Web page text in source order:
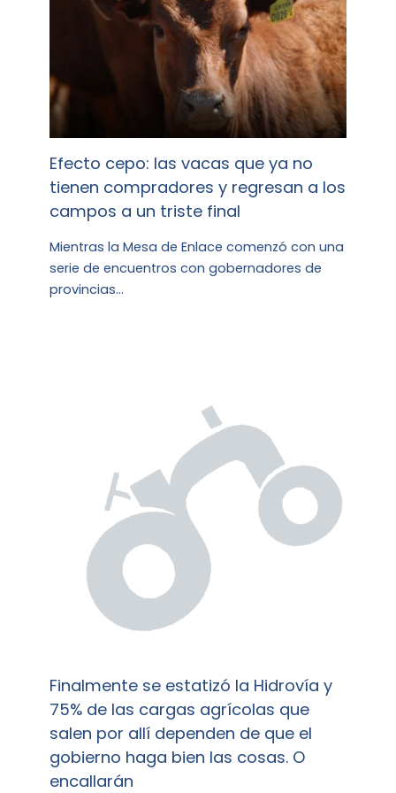
Efecto cepo: las vacas que ya no
tienen compradores y regresan a los
campos a un triste final
Mientras la Mesa de Enlace comenzó con una
serie de encuentros con gobernadores de
provincias…
Finalmente se estatizó la Hidrovía y
75% de las cargas agrícolas que
salen por allí dependen de que el
gobierno haga bien las cosas. O
encallarán